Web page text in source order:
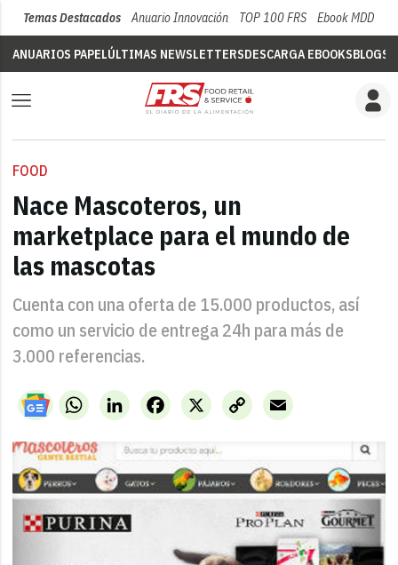
Temas Destacados Anuario Innovación TOP 100 FRS Ebook MDD
ANUARIOS PAPELÚLTIMAS NEWSLETTERSDESCARGA EBOOKSBLOGS
FOOD
Nace Mascoteros, un
marketplace para el mundo de
las mascotas
Cuenta con una oferta de 15.000 productos, así
como un servicio de entrega 24h para más de
3.000 referencias.
WhatsAppLinkedIn X
Facebook
Copy
Link
Email